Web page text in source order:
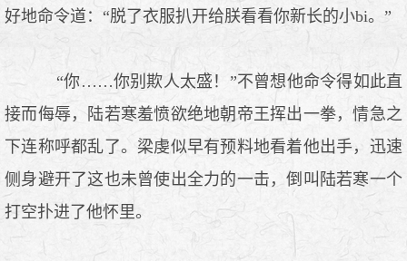
好地命令道：“脱了衣服扒开给朕看看你新长的小bi。”
“你……你别欺人太盛！”不曾想他命令得如此直
接而侮辱，陆若寒羞愤欲绝地朝帝王挥出一拳，情急之
下连称呼都乱了。梁虔似早有预料地看着他出手，迅速
侧身避开了这也未曾使出全力的一击，倒叫陆若寒一个
打空扑进了他怀里。